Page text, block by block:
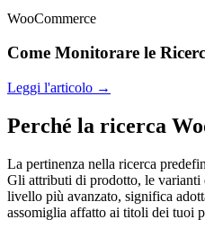
WooCommerce
Come Monitorare le
Leggi l'articolo →
Perché la ricerca
La pertinenza nella ricerca
Gli attributi di prodotto, le varianti
livello più avanzato, significa
assomiglia affatto ai titoli dei tuoi